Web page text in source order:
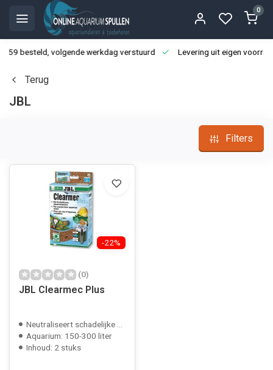
0
besteld, volgende werkdag verstuurd Levering uit eigen
Terug
JBL
Filters
-22%
(0)
JBL Clearmec Plus
Neutraliseert schadelijke stoffen
Aquarium: 150-300 liter
Inhoud: 2 stuks